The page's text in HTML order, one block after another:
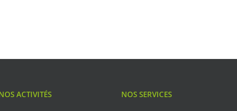
ACTIVITÉS NOS SERVICES